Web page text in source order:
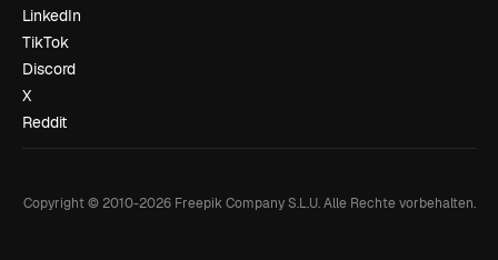
LinkedIn
TikTok
Discord
X
Reddit
Copyright © 2010-2026Freepik Company S.L.U. Alle Rechte vorbehalten.